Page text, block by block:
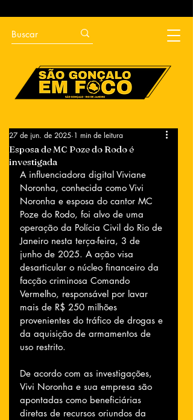
Esposa de MC Poze do Rodo é
investigada
27 de jun. de 2025 1 min de leitura
A influenciadora digital Viviane
Noronha, conhecida como Vivi
Noronha e esposa do cantor MC
Poze do Rodo, foi alvo de uma
operação da Polícia Civil do Rio de
Janeiro nesta terça-feira, 3 de
junho de 2025. A ação visa
desarticular o núcleo financeiro da
facção criminosa Comando
Vermelho, responsável por lavar
mais de R$ 250 milhões
provenientes do tráfico de drogas e
da aquisição de armamentos de
uso restrito.
De acordo com as investigações,
Vivi Noronha e sua empresa são
apontadas como beneficiárias
diretas de recursos oriundos da